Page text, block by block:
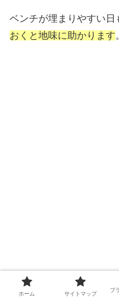
ベンチが埋まりやすい日
おくと地味に助かります
ホーム サイトマップ
プ